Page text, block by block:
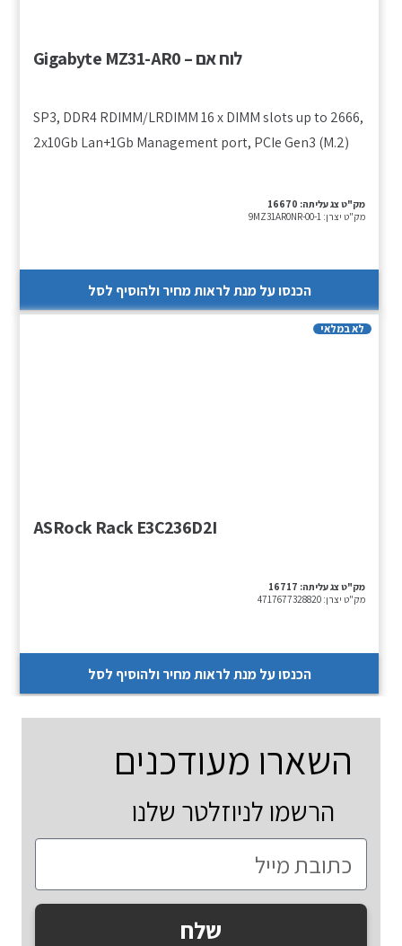
לוח אם – Gigabyte MZ31-AR0
SP3, DDR4 RDIMM/LRDIMM 16 x DIMM slots up to 2666,
2x10Gb Lan+1Gb Management port, PCIe Gen3 (M.2)
מק"ט צג עליתה: 16670
מק"ט יצרן: 9MZ31AR0NR-00-1
הכנסו על מנת לראות מחיר ולהוסיף לסל
לא במלאי
ASRock Rack E3C236D2I
מק"ט צג עליתה: 16717
מק"ט יצרן: 4717677328820
הכנסו על מנת לראות מחיר ולהוסיף לסל
השארו מעודכנים
הרשמו לניוזלטר שלנו
שלח